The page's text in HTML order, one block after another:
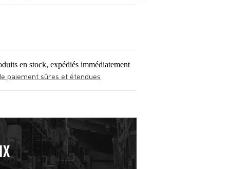
en stock, expédiés immédiatement
paiement sûres et étendues